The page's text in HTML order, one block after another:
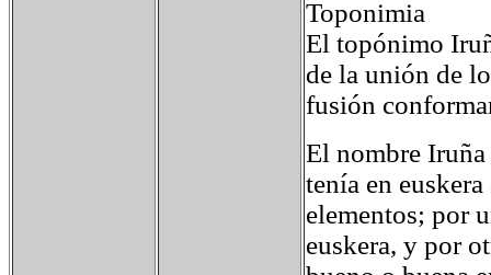
Toponimia
El topónimo
de la unión de
fusión
El nombre
tenía en
elementos; por
euskera, y por